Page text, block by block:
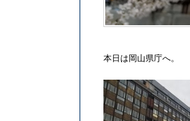
本日は岡山県庁へ。